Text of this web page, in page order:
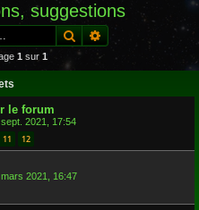
suggestions
RechercherRecherche
1 sur 1
le forum
2021, 17:54
11 12
mars 2021, 16:47